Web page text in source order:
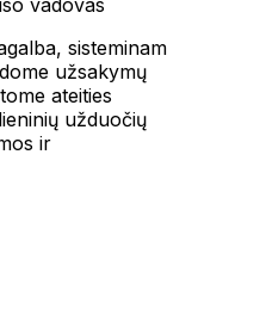
sisteminam
užsakymų
ateities
užduočių
ir